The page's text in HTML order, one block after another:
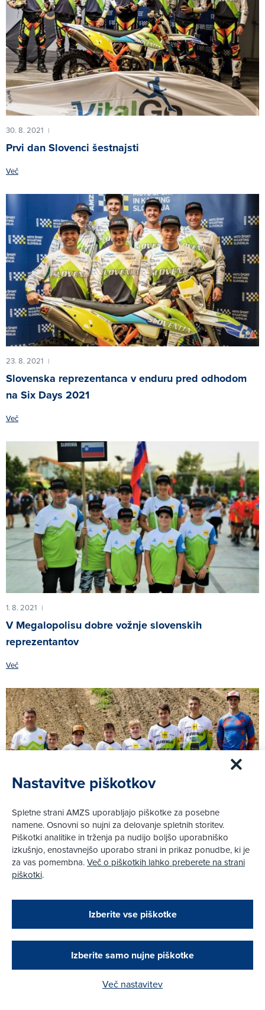
30. 8. 2021 |
Prvi dan Slovenci šestnajsti
Več
23. 8. 2021 |
Slovenska reprezentanca v enduru pred odhodom
na Six Days 2021
Več
1. 8. 2021 |
V Megalopolisu dobre vožnje slovenskih
reprezentantov
Več
21. 7. 2021
Zadnji skupni trening reprezentanca opravila v
Zapri
Podarjamo vam 10 €!
Obstoječi in novi AMZS člani, ki boste v AMZS
opravili registracijo vozila, boste prejeli
vrednostno darilno kartico z dobroimetjem v višini
Kako do darila?
Nastavitve piškotkov
Spletne strani AMZS uporabljajo piškotke za posebne
namene. Osnovni so nujni za delovanje spletnih storitev.
Piškotki analitike in trženja pa nudijo boljšo uporabniško
izkušnjo, enostavnejšo uporabo strani in prikaz ponudbe, ki je
za vas pomembna.Več o piškotkih lahko preberete na strani
piškotki.
Izberite vse piškotke
Izberite samo nujne piškotke
Več nastavitev